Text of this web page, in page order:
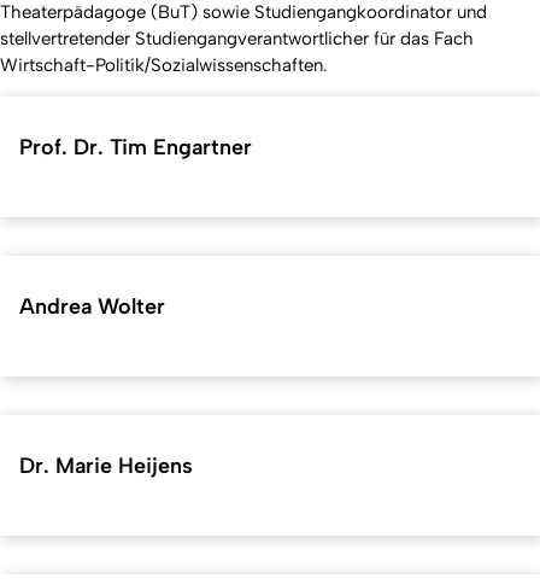
Theaterpädagoge (BuT) sowie Studiengangkoordinator und
stellvertretender Studiengangverantwortlicher für das Fach
Wirtschaft-Politik/Sozialwissenschaften.
Prof. Dr. Tim Engartner
Andrea Wolter
Dr. Marie Heijens